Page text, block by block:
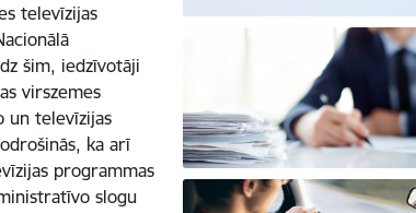
televīzijas
šim, iedzīvotāji
virszemes
un televīzijas
ka arī
programmas
slogu